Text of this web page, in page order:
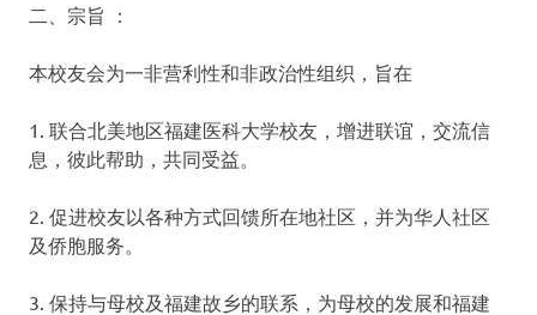
二、宗旨 ：
本校友会为一非营利性和非政治性组织，旨在
1. 联合北美地区福建医科大学校友，增进联谊，交流信
息，彼此帮助，共同受益。
2. 促进校友以各种方式回馈所在地社区，并为华人社区
及侨胞服务。
3. 保持与母校及福建故乡的联系，为母校的发展和福建